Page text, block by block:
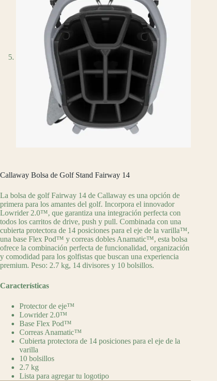
Callaway Bolsa de Golf Stand Fairway 14
La bolsa de golf Fairway 14 de Callaway es una opción de
primera para los amantes del golf. Incorpora el innovador
Lowrider 2.0™, que garantiza una integración perfecta con
todos los carritos de drive, push y pull. Combinada con una
cubierta protectora de 14 posiciones para el eje de la varilla™,
una base Flex Pod™ y correas dobles Anamatic™, esta bolsa
ofrece la combinación perfecta de funcionalidad, organización
y comodidad para los golfistas que buscan una experiencia
premium. Peso: 2.7 kg, 14 divisores y 10 bolsillos.
Características
Protector de eje™
Lowrider 2.0™
Base Flex Pod™
Correas Anamatic™
Cubierta protectora de 14 posiciones para el eje de la
varilla
10 bolsillos
2.7 kg
Lista para agregar tu logotipo